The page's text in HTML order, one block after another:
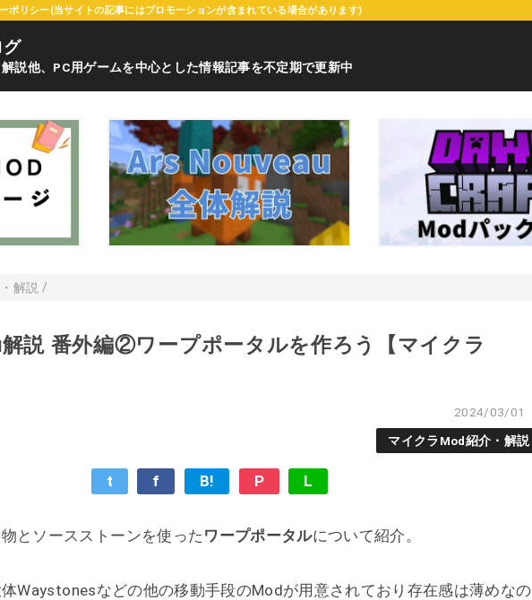
ポリシー(当サイトの記事にはプロモーションが含まれている場合があります)
グ
説他、PC用ゲームを中心とした情報記事を不定期で更新中
解説 /
説 番外編②ワープポータルを作ろう【マイクラ
2024/03/01
マイクラMod紹介・解説
t f B! P L
とソースストーンを使った ワープポータルについて紹介。
Waystonesなどの他の移動手段のModが用意されており存在感は薄めなの